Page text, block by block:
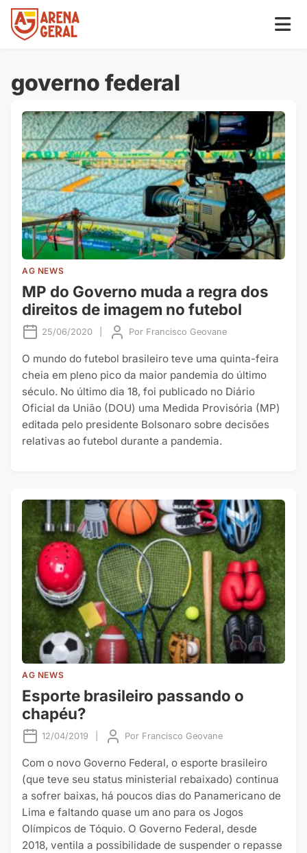
governo federal
AG NEWS
MP do Governo muda a regra dos
direitos de imagem no futebol
25/06/2020 Por Francisco Geovane
O mundo do futebol brasileiro teve uma quinta-feira
cheia em pleno pico da maior pandemia do último
século. No último dia 18, foi publicado no Diário
Oficial da União (DOU) uma Medida Provisória (MP)
editada pelo presidente Bolsonaro sobre decisões
relativas ao futebol durante a pandemia.
AG NEWS
Esporte brasileiro passando o
chapéu?
12/04/2019 Por Francisco Geovane
Com o novo Governo Federal, o esporte brasileiro
(que teve seu status ministerial rebaixado) continua
a sofrer baixas, há poucos dias do Panamericano de
Lima e faltando quase um ano para os Jogos
Olímpicos de Tóquio. O Governo Federal, desde
2018, ventila a possibilidade de suspender o repasse